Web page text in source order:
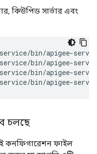
কিউপিড সার্ভার এবং
bin/apigee-
bin/apigee-
bin/apigee-
চলছে
কনফিগারেশন ফাইল